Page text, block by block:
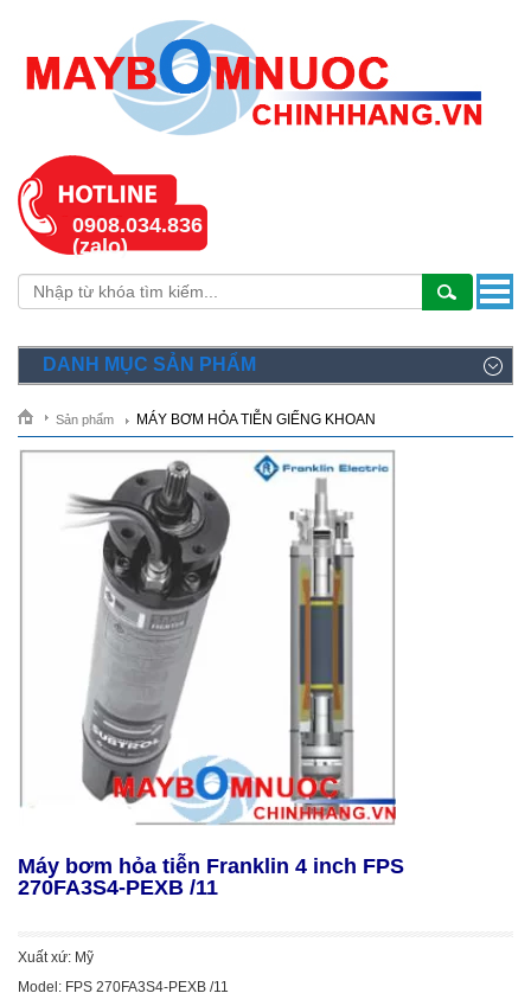
0908.034.836
(zalo)
DANH MỤC SẢN PHẨM
Sản phẩm MÁY BƠM HỎA TIỄN GIẾNG KHOAN
Máy bơm hỏa tiễn Franklin 4 inch FPS
270FA3S4-PEXB /11
Xuất xứ: Mỹ
Model: FPS 270FA3S4-PEXB /11